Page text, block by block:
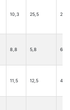
10,3 25,5 2,3
8,8 5,8 6,8
11,5 12,5 4,3